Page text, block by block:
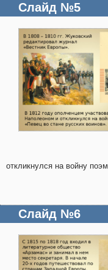
Слайд №5
откликнулся на войну
Слайд №6